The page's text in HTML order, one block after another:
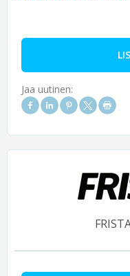
Jaa uutinen: